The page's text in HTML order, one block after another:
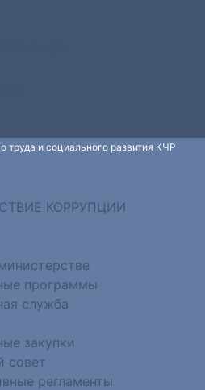
и социального развития КЧР
КОРРУПЦИИ
программы
служба
закупки
совет
регламенты